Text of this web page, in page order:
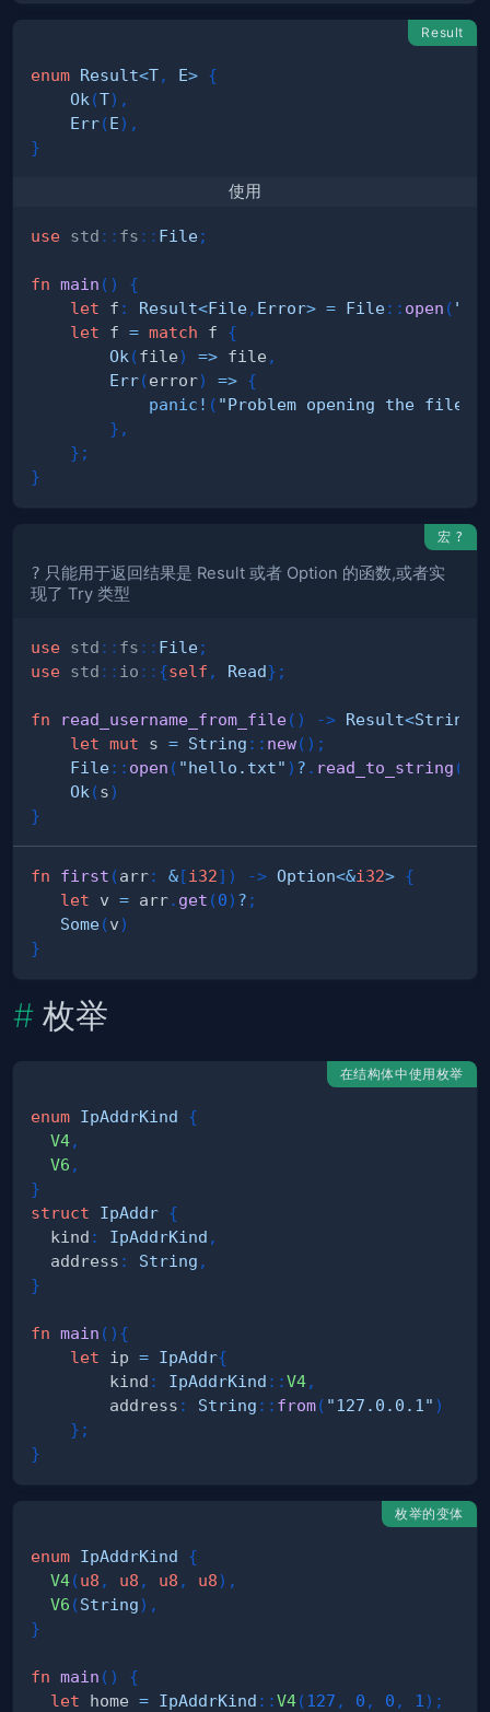
Result
enum Result<T, E> {
Ok (T) ,
Err(E) ,
}
使用
use std :: fs :: File;
fn main ( )
{
let f : Result<File, Error> = File:: open (
let f = match f {
Ok (file) => file ,
Err(error) => {
panic! ( "Problem opening the file:
} ,
} ;
}
宏 ?
? 只能用于返回结果是 Result 或者 Option 的函数,或者实
现了 Try 类型
use std :: fs :: File;
use std :: io :: {self , Read} ;
fn read_username_from_file( ) -> Result<String
let mut s = String :: new( ) ;
File:: open ( "hello.txt" ) ? . read_to_string (
Ok (s)
}
fn first (arr: &[i32] ) -> Option<&i32> {
let v = arr. get (0) ? ;
Some(v)
}
枚举
在结构体中使用枚举
enum IpAddrKind
{
V4,
V6 ,
}
struct
IpAddr {
  kind
: IpAddrKind ,
  address
: String ,
}
fn main ( ) {
let ip = IpAddr{
        kind
: IpAddrKind ::V4,
        address
: String :: from( "127.0.0.1" )
} ;
}
枚举的变体
enum IpAddrKind
{
V4(u8 , u8 , u8 , u8) ,
V6 (String) ,
}
fn main ( )
{
let home = IpAddrKind ::V4(127 , 0 , 0 , 1 ) ;